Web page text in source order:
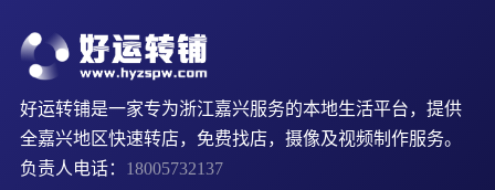
好运转铺是一家专为浙江嘉兴服务的本地生活平台，提供
全嘉兴地区快速转店，免费找店，摄像及视频制作服务。
负责人电话： 18005732137